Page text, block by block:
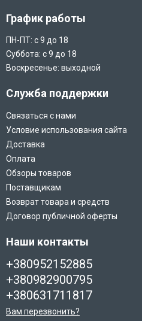
График работы
ПН-ПТ: с 9 до 18
Суббота: с 9 до 18
Воскресенье: выходной
Служба поддержки
Связаться с нами
Условие использования сайта
Доставка
Оплата
Обзоры товаров
Поставщикам
Возврат товара и средств
Договор публичной оферты
Наши контакты
+380952152885
+380982900795
+380631711817
Вам перезвонить?